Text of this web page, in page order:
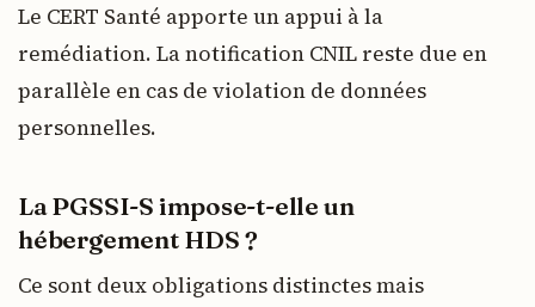
Le CERT Santé apporte un appui à la
remédiation. La notification CNIL reste due en
parallèle en cas de violation de données
personnelles.
La PGSSI-S impose-t-elle un
hébergement HDS ?
Ce sont deux obligations distinctes mais